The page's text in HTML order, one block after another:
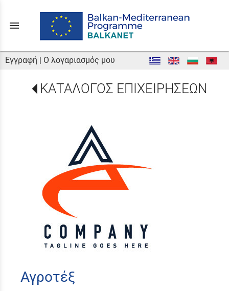
menu
Εγγραφή | Ο λογαριασμός μου
ΚΑΤΑΛΟΓΟΣ ΕΠΙΧΕΙΡΗΣΕΩΝ
Αγροτέξ